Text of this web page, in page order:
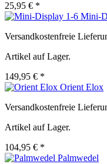
25,95 € *
Mini-
Versandkostenfreie
Artikel auf Lager.
149,95 € *
Orient Elox
Versandkostenfreie
Artikel auf Lager.
104,95 € *
Palmwedel